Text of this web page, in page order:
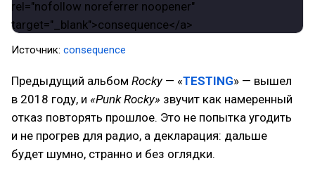
Источник: consequence
Предыдущий альбом Rocky— «TESTING» — вышел
в 2018 году, и «Punk Rocky» звучит как намеренный
отказ повторять прошлое. Это не попытка угодить
и не прогрев для радио, а декларация: дальше
будет шумно, странно и без оглядки.